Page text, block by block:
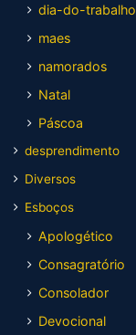
dia-do-trabalho
maes
namorados
Natal
Páscoa
desprendimento
Diversos
Esboços
Apologético
Consagratório
Consolador
Devocional